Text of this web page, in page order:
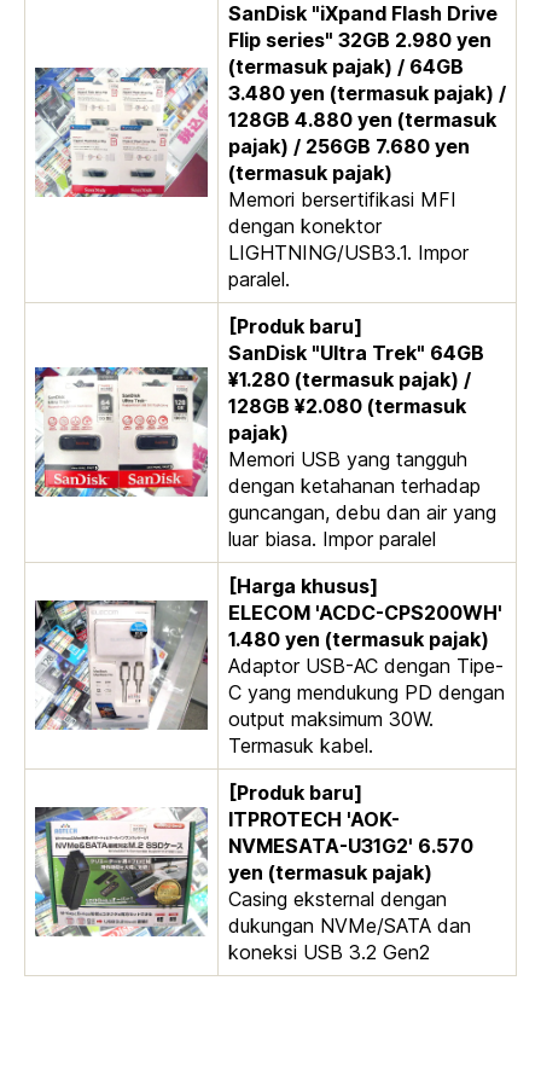
SanDisk "iXpand Flash Drive
Flip series" 32GB 2.980 yen
(termasuk pajak) / 64GB
3.480 yen (termasuk pajak) /
128GB 4.880 yen (termasuk
pajak) / 256GB 7.680 yen
(termasuk pajak)
Memori bersertifikasi MFI
dengan konektor
LIGHTNING/USB3.1. Impor
paralel.
[Produk baru]
SanDisk "Ultra Trek" 64GB
¥1.280 (termasuk pajak) /
128GB ¥2.080 (termasuk
pajak)
Memori USB yang tangguh
dengan ketahanan terhadap
guncangan, debu dan air yang
luar biasa. Impor paralel
[Harga khusus]
ELECOM 'ACDC-CPS200WH'
1.480 yen (termasuk pajak)
Adaptor USB-AC dengan Tipe-
C yang mendukung PD dengan
output maksimum 30W.
Termasuk kabel.
[Produk baru]
ITPROTECH 'AOK-
NVMESATA-U31G2' 6.570
yen (termasuk pajak)
Casing eksternal dengan
dukungan NVMe/SATA dan
koneksi USB 3.2 Gen2